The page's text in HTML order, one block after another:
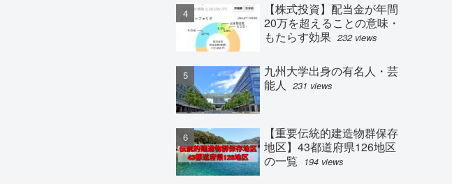
【株式投資】配当金が年間
20万を超えることの意味・
もたらす効果 232 views
九州大学出身の有名人・芸
能人
231 views
【重要伝統的建造物群保存
地区】43都道府県126地区
の一覧
194 views